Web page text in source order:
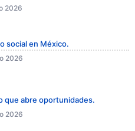
2026
social en México.
2026
que abre oportunidades.
2026